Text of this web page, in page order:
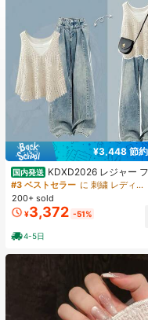
¥3,448 節約
国内発送 KDXD2026 レジャー
ション ロングサイズ 夏服 女性
ルドスタイル ボア付きトップス
ルドスタイル ロングスカート 3
ット UVカット 軽量 通気性 袖
ヒップカバー効果 通気性抜群 サ
豊富
#3 ベストセラー
に 刺繍 レディースコーデ
200+ sold
¥3,372 -51%
4-5日